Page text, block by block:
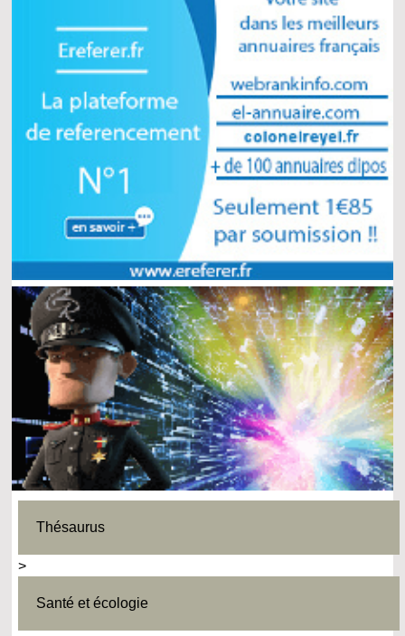
Thésaurus
>
Santé et écologie